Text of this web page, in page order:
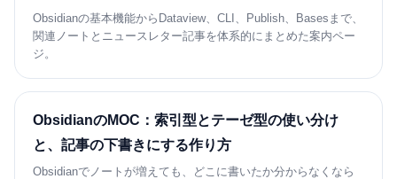
Obsidianの基本機能からDataview、CLI、Publish、Basesまで、
関連ノートとニュースレター記事を体系的にまとめた案内ペー
ジ。
ObsidianのMOC：索引型とテーゼ型の使い分け
と、記事の下書きにする作り方
Obsidianでノートが増えても、どこに書いたか分からなくなら